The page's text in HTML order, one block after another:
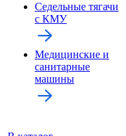
Седельные тягачи
с КМУ
Медицинские и
санитарные
машины